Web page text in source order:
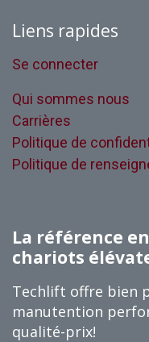
Liens rapides
Se connecter
Qui sommes nous
Carrières
Politique de
Politique de
La référence
chariots
Techlift offre bien
manutention
qualité-prix!